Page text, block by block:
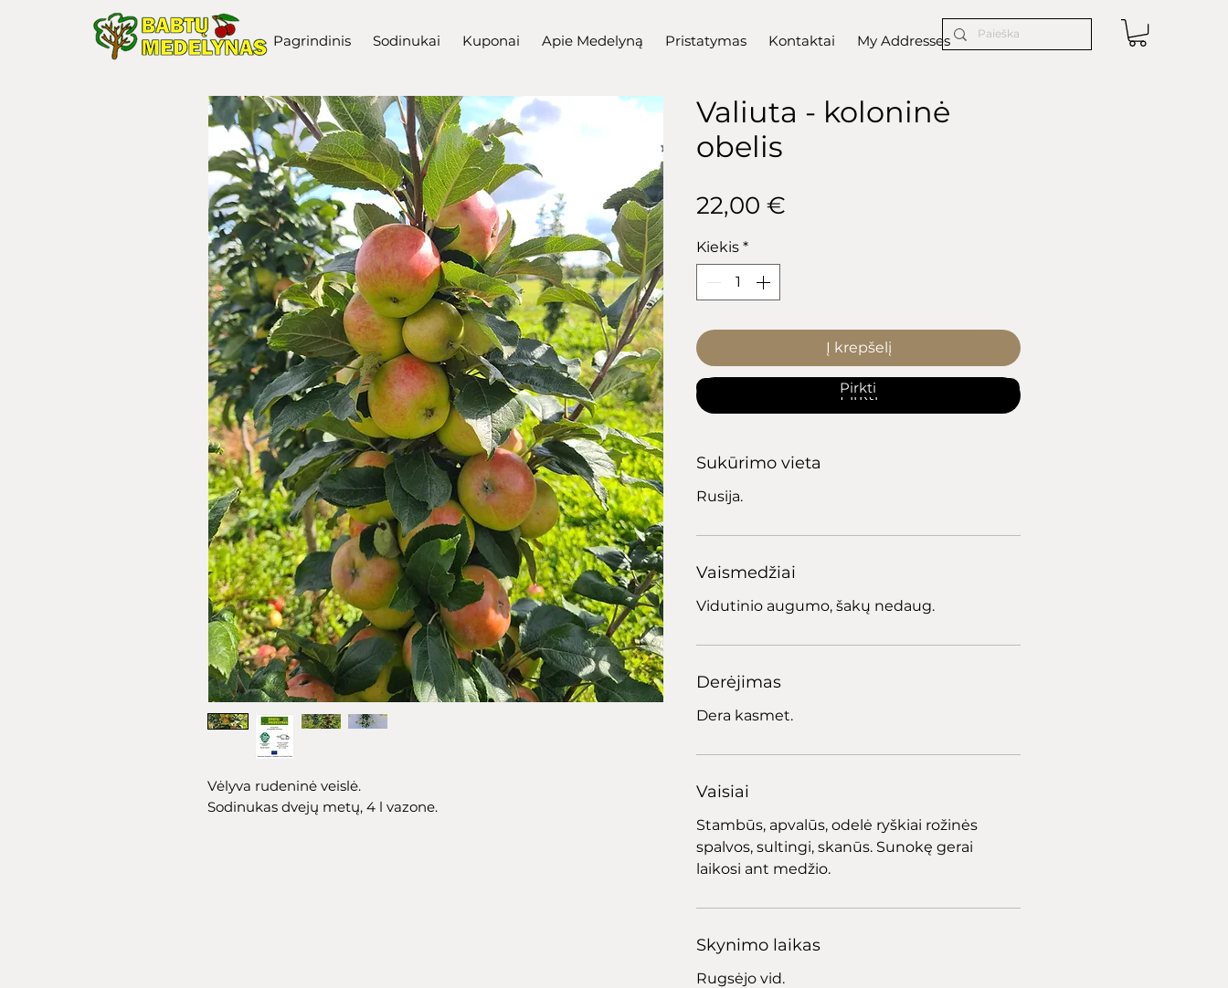
Pagrindinis Sodinukai Kuponai Apie Medelyną Pristatymas Kontaktai My Addresses
Vėlyva rudeninė veislė.
Sodinukas dvejų metų, 4 l vazone.
Valiuta - koloninė
obelis
22,00 €
Kiekis *
Į krepšelį
Pirkti
Sukūrimo vieta
Rusija.
Vaismedžiai
Vidutinio augumo, šakų nedaug.
Derėjimas
Dera kasmet.
Vaisiai
Stambūs, apvalūs, odelė ryškiai rožinės
spalvos, sultingi, skanūs. Sunokę gerai
laikosi ant medžio.
Skynimo laikas
Rugsėjo vid.
Pirkti